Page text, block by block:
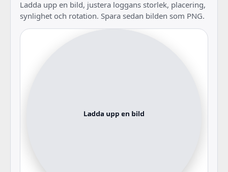
Ladda upp en bild, justera loggans storlek, placering,
synlighet och rotation. Spara sedan bilden som PNG.